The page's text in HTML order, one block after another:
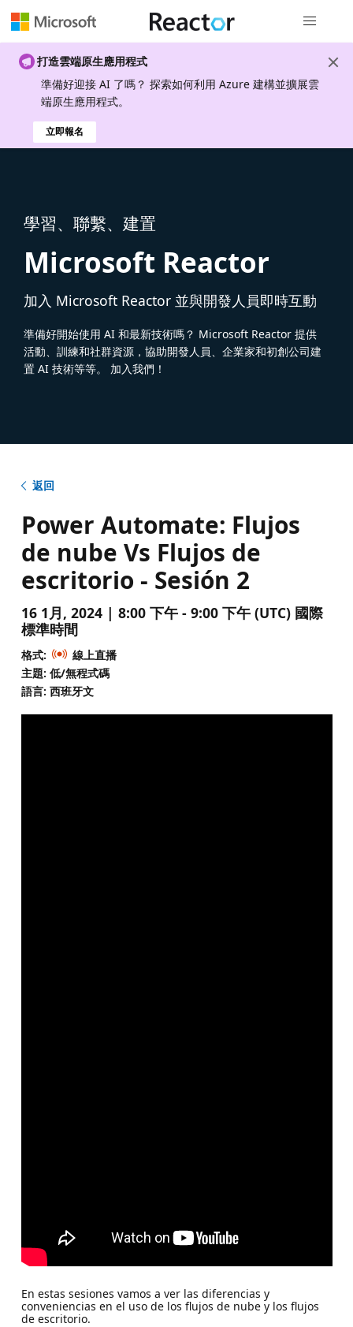
打造雲端原生應用程式
準備好迎接 AI 了嗎？ 探索如何利用 Azure 建構並擴展雲
端原生應用程式。
立即報名
學習、聯繫、建置
Microsoft Reactor
加入 Microsoft Reactor 並與開發人員即時互動
準備好開始使用 AI 和最新技術嗎？ Microsoft Reactor 提供
活動、訓練和社群資源，協助開發人員、企業家和初創公司建
置 AI 技術等等。 加入我們！
返回
Power Automate: Flujos
de nube Vs Flujos de
escritorio - Sesión 2
16 1月, 2024 | 8:00 下午 - 9:00 下午 (UTC) 國際
標準時間
格式:
線上直播
主題: 低/無程式碼
語言: 西班牙文
En estas sesiones vamos a ver las diferencias y
conveniencias en el uso de los flujos de nube y los flujos
de escritorio.